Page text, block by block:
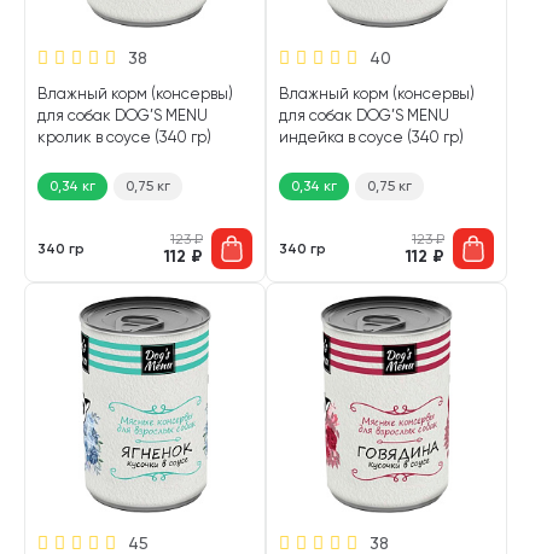
38
Влажный корм (консервы)
для собак DOG’S MENU
кролик в соусе (340 гр)
0,34 кг 0,75 кг
340 гр
123₽
112 ₽
40
Влажный корм (консервы)
для собак DOG’S MENU
индейка в соусе (340 гр)
0,34 кг 0,75 кг
340 гр
123₽
112 ₽
45 38